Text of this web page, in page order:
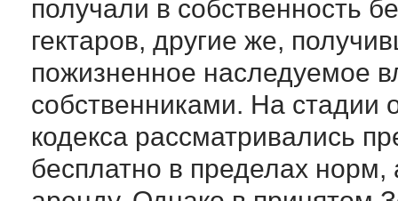
получали в собственность
гектаров, другие же,
пожизненное наследуемое
собственниками. На стадии
кодекса рассматривались
бесплатно в пределах норм,